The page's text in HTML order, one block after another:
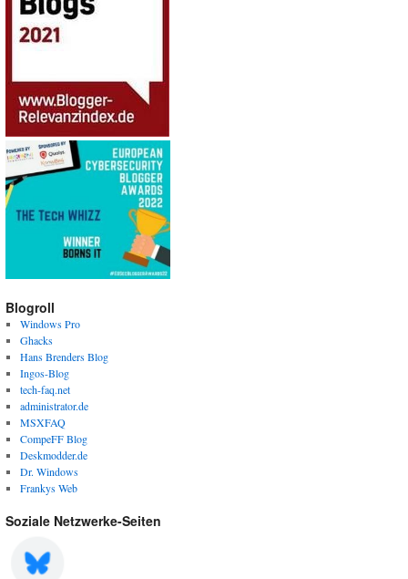
Blogroll
Windows Pro
Ghacks
Hans Brenders Blog
Ingos-Blog
tech-faq.net
administrator.de
MSXFAQ
CompeFF Blog
Deskmodder.de
Dr. Windows
Frankys Web
Soziale Netzwerke-Seiten